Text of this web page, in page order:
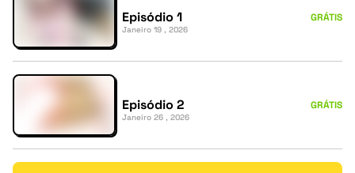
Episódio 1
Janeiro 19 , 2026
GRÁTIS
Episódio 2
Janeiro 26 , 2026
GRÁTIS